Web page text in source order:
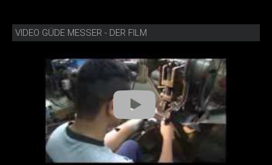
VIDEO GÜDE MESSER - DER FILM